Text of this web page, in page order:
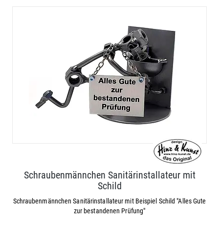
Schraubenmännchen Sanitärinstallateur mit
Schild
Schraubenmännchen Sanitärinstallateur mit Beispiel Schild "Alles Gute
zur bestandenen Prüfung"